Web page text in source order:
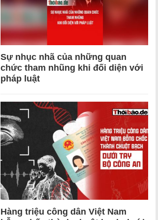
Sự nhục nhã của những quan
chức tham nhũng khi đối diện với
pháp luật
Hàng triệu công dân Việt Nam